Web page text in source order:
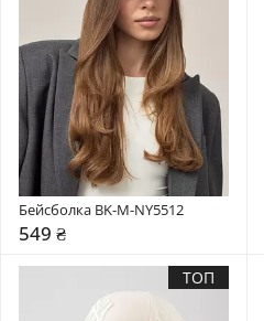
Бейсболка BK-M-NY5512
549 ₴
ТОП